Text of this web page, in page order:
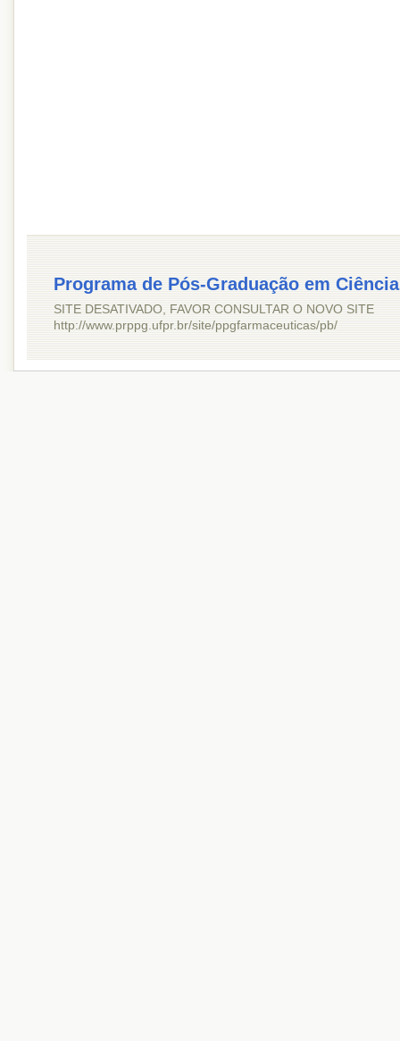
Programa de Pós-Graduação em
SITE DESATIVADO, FAVOR CONSULTAR O NOVO SITE
http://www.prppg.ufpr.br/site/ppgfarmaceuticas/pb/